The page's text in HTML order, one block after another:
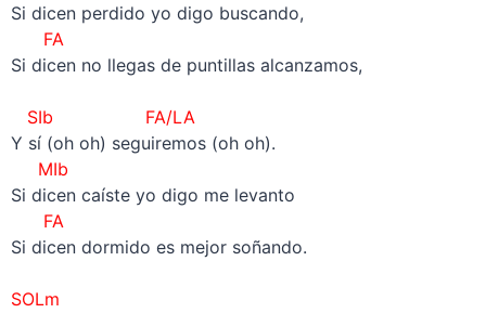
Si dicen perdido yo digo buscando,
FA
Si dicen no llegas de puntillas alcanzamos,
SIb FA/LA
Y sí (oh oh) seguiremos (oh oh).
MIb
Si dicen caíste yo digo me levanto
FA
Si dicen dormido es mejor soñando.
SOLm